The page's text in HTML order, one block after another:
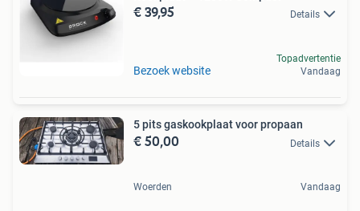
€ 39,95 Details
Bezoek website
Topadvertentie
Vandaag
5 pits gaskookplaat voor propaan
€ 50,00 Details
Woerden Vandaag